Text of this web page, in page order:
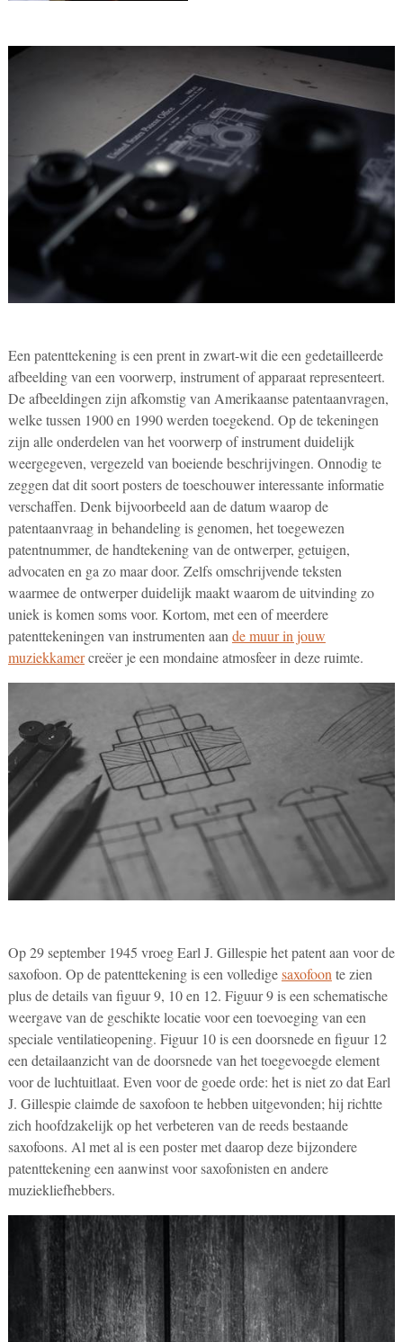
Een patenttekening is een prent in zwart-wit die een gedetailleerde
afbeelding van een voorwerp, instrument of apparaat representeert.
De afbeeldingen zijn afkomstig van Amerikaanse patentaanvragen,
welke tussen 1900 en 1990 werden toegekend. Op de tekeningen
zijn alle onderdelen van het voorwerp of instrument duidelijk
weergegeven, vergezeld van boeiende beschrijvingen. Onnodig te
zeggen dat dit soort posters de toeschouwer interessante informatie
verschaffen. Denk bijvoorbeeld aan de datum waarop de
patentaanvraag in behandeling is genomen, het toegewezen
patentnummer, de handtekening van de ontwerper, getuigen,
advocaten en ga zo maar door. Zelfs omschrijvende teksten
waarmee de ontwerper duidelijk maakt waarom de uitvinding zo
uniek is komen soms voor. Kortom, met een of meerdere
patenttekeningen van instrumenten aande muur in jouw
muziekkamercreëer je een mondaine atmosfeer in deze ruimte.
Op 29 september 1945 vroeg Earl J. Gillespie het patent aan voor de
saxofoon. Op de patenttekening is een volledigesaxofoon te zien
plus de details van figuur 9, 10 en 12. Figuur 9 is een schematische
weergave van de geschikte locatie voor een toevoeging van een
speciale ventilatieopening. Figuur 10 is een doorsnede en figuur 12
een detailaanzicht van de doorsnede van het toegevoegde element
voor de luchtuitlaat. Even voor de goede orde: het is niet zo dat Earl
J. Gillespie claimde de saxofoon te hebben uitgevonden; hij richtte
zich hoofdzakelijk op het verbeteren van de reeds bestaande
saxofoons. Al met al is een poster met daarop deze bijzondere
patenttekening een aanwinst voor saxofonisten en andere
muziekliefhebbers.